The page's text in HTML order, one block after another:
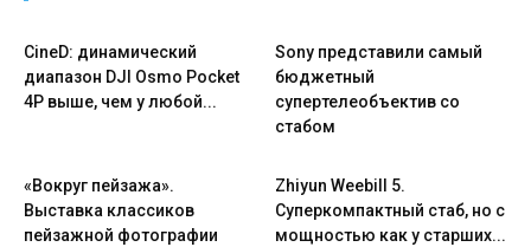
CineD: динамический
диапазон DJI Osmo Pocket
4P выше, чем у любой...
Sony представили самый
бюджетный
супертелеобъектив со
стабом
«Вокруг пейзажа».
Выставка классиков
пейзажной фотографии
Zhiyun Weebill 5.
Cуперкомпактный стаб, но с
мощностью как у старших...